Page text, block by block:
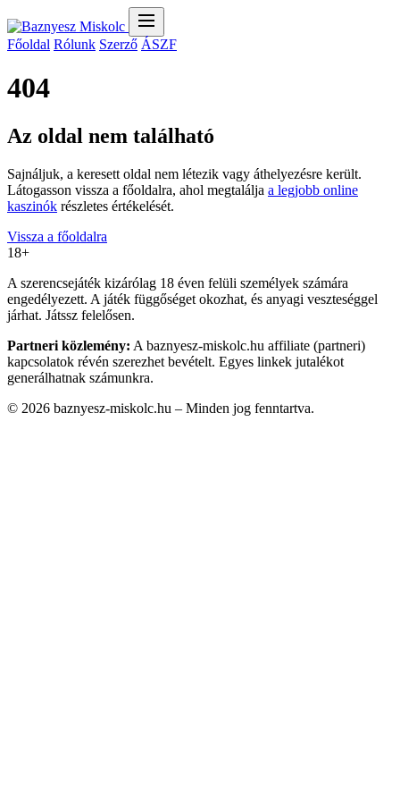
Főoldal Rólunk Szerző ÁSZF
404
Az oldal nem található
Sajnáljuk, a keresett oldal nem létezik vagy áthelyezésre került.
Látogasson vissza a főoldalra, ahol megtalálja a legjobb online
kaszinók részletes értékelését.
Vissza a főoldalra
18+
A szerencsejáték kizárólag 18 éven felüli személyek számára
engedélyezett. A játék függőséget okozhat, és anyagi veszteséggel
járhat. Játssz felelősen.
Partneri közlemény: A baznyesz-miskolc.hu affiliate (partneri)
kapcsolatok révén szerezhet bevételt. Egyes linkek jutalékot
generálhatnak számunkra.
© 2026 baznyesz-miskolc.hu – Minden jog fenntartva.